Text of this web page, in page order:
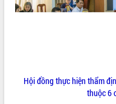
QUY HOẠCH - KẾ HOẠCH
Hội đồng thực hiện thẩm
thuộc 6